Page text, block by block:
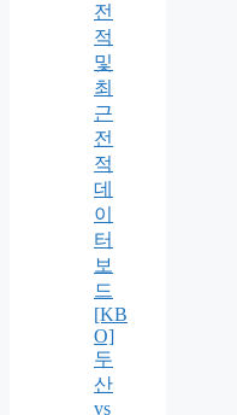
전
적
및
최
근
전
적
데
이
터
보
드
[KB
O]
두
산
vs